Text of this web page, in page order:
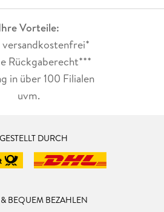
Vorteile:
versandkostenfrei*
Rückgaberecht***
in über 100 Filialen
uvm.
DURCH
BEQUEM BEZAHLEN